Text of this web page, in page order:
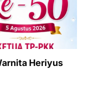
Heriyus